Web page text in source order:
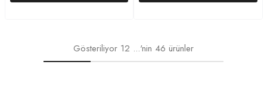
Gösteriliyor 12 ...'nin 46 ürünler